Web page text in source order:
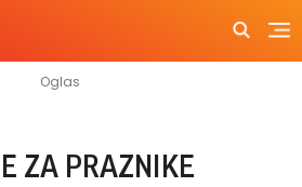
ZA PRAZNIKE